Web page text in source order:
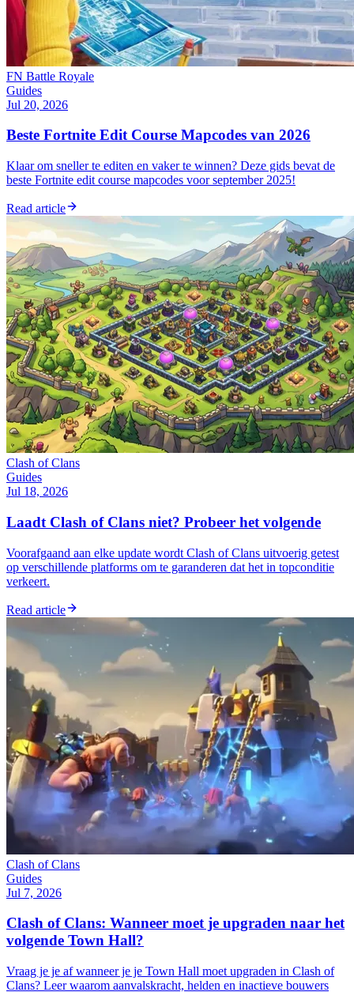
FN Battle Royale
Guides
Jul 20, 2026
Beste Fortnite Edit Course Mapcodes van 2026
Klaar om sneller te editen en vaker te winnen? Deze gids bevat de
beste Fortnite edit course mapcodes voor september 2025!
Read article
Clash of Clans
Guides
Jul 18, 2026
Laadt Clash of Clans niet? Probeer het volgende
Voorafgaand aan elke update wordt Clash of Clans uitvoerig getest
op verschillende platforms om te garanderen dat het in topconditie
verkeert.
Read article
Clash of Clans
Guides
Jul 7, 2026
Clash of Clans: Wanneer moet je upgraden naar het
volgende Town Hall?
Vraag je je af wanneer je je Town Hall moet upgraden in Clash of
Clans? Leer waarom aanvalskracht, helden en inactieve bouwers